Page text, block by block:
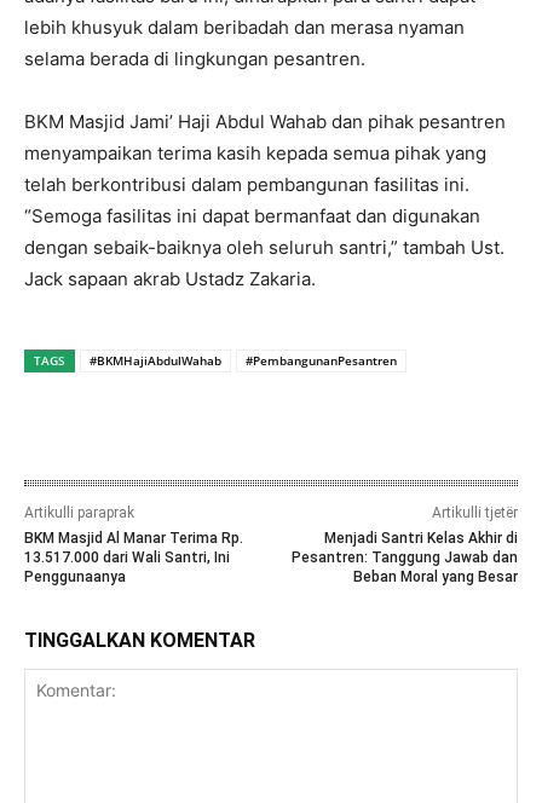
lebih khusyuk dalam beribadah dan merasa nyaman
selama berada di lingkungan pesantren.
BKM Masjid Jami’ Haji Abdul Wahab dan pihak pesantren
menyampaikan terima kasih kepada semua pihak yang
telah berkontribusi dalam pembangunan fasilitas ini.
“Semoga fasilitas ini dapat bermanfaat dan digunakan
dengan sebaik-baiknya oleh seluruh santri,” tambah Ust.
Jack sapaan akrab Ustadz Zakaria.
TAGS #BKMHajiAbdulWahab #PembangunanPesantren
Artikulli paraprak
BKM Masjid Al Manar Terima Rp.
13.517.000 dari Wali Santri, Ini
Penggunaanya
Artikulli tjetër
Menjadi Santri Kelas Akhir di
Pesantren: Tanggung Jawab dan
Beban Moral yang Besar
TINGGALKAN KOMENTAR